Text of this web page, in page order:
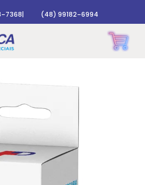
7368| (48) 99182-6994